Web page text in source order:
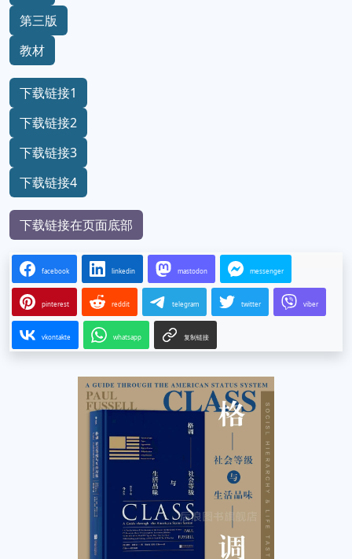
第三版
教材
下载链接1
下载链接2
下载链接3
下载链接4
下载链接在页面底部
facebook linkedin mastodon messenger
pinterest reddit telegram twitter viber
vkontakte whatsapp 复制链接